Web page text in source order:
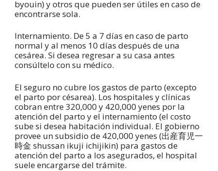
byouin) y otros que pueden ser útiles en caso de
encontrarse sola.
Internamiento. De 5 a 7 días en caso de parto
normal y al menos 10 días después de una
cesárea. Si desea regresar a su casa antes
consúltelo con su médico.
El seguro no cubre los gastos de parto (excepto
el parto por césarea). Los hospitales y clínicas
cobran entre 320,000 y 420,000 yenes por la
atención del parto y el internamiento (el costo
sube si desea habitación individual. El gobierno
provee un subsidio de 420,000 yenes (出産育児一
時金 shussan ikuji ichijikin) para gastos de
atención del parto a los asegurados, el hospital
suele encargarse del trámite.